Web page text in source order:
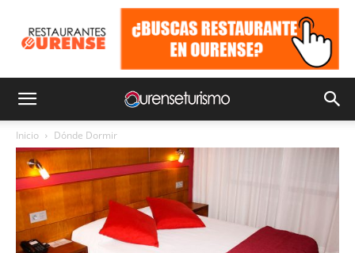
Inicio Dónde Dormir